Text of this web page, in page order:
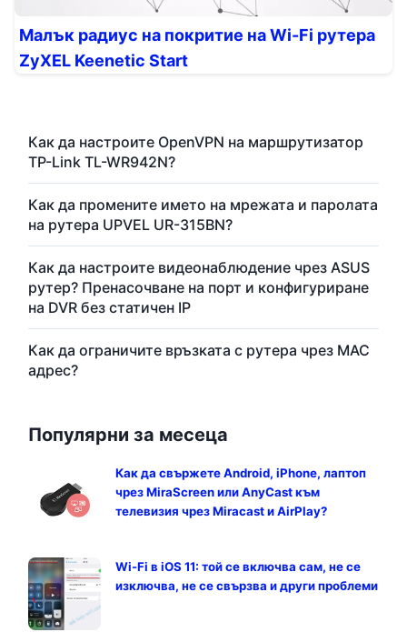
Малък радиус на покритие на Wi-Fi рутера
ZyXEL Keenetic Start
Как да настроите OpenVPN на маршрутизатор
TP-Link TL-WR942N?
Как да промените името на мрежата и паролата
на рутера UPVEL UR-315BN?
Как да настроите видеонаблюдение чрез ASUS
рутер? Пренасочване на порт и конфигуриране
на DVR без статичен IP
Как да ограничите връзката с рутера чрез MAC
адрес?
Популярни за месеца
Как да свържете Android, iPhone, лаптоп
чрез MiraScreen или AnyCast към
телевизия чрез Miracast и AirPlay?
Wi-Fi в iOS 11: той се включва сам, не се
изключва, не се свързва и други проблеми